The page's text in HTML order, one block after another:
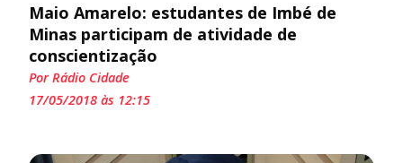
Maio Amarelo: estudantes de Imbé de
Minas participam de atividade de
conscientização
Por Rádio Cidade
17/05/2018 às 12:15